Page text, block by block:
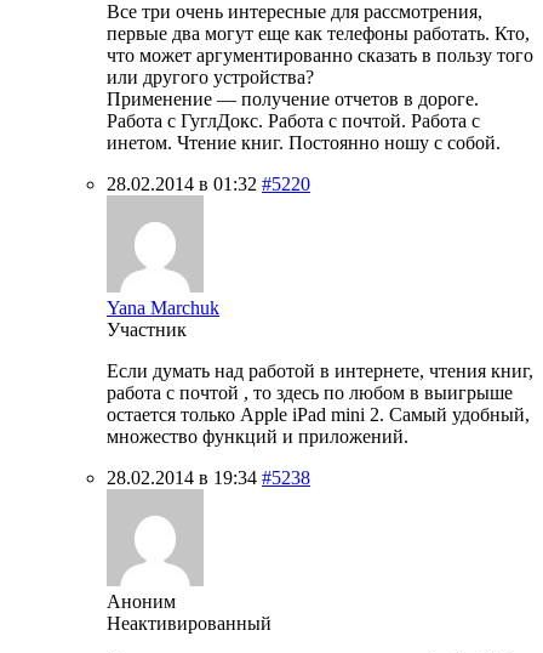
Все три очень интересные для рассмотрения,
первые два могут еще как телефоны работать. Кто,
что может аргументированно сказать в пользу того
или другого устройства?
Применение — получение отчетов в дороге.
Работа с ГуглДокс. Работа с почтой. Работа с
инетом. Чтение книг. Постоянно ношу с собой.
28.02.2014 в 01:32 #5220
Yana Marchuk
Участник
Если думать над работой в интернете, чтения книг,
работа с почтой , то здесь по любом в выигрыше
остается только Apple iPad mini 2. Самый удобный,
множество функций и приложений.
28.02.2014 в 19:34 #5238
Аноним
Неактивированный